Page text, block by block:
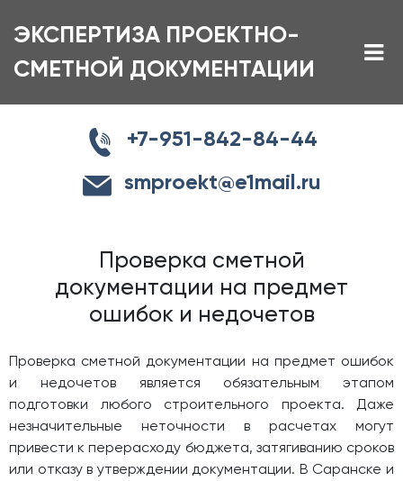
ЭКСПЕРТИЗА ПРОЕКТНО-
СМЕТНОЙ ДОКУМЕНТАЦИИ
+7-951-842-84-44
smproekt@e1mail.ru
Проверка сметной
документации на предмет
ошибок и недочетов
Проверка сметной документации на предмет ошибок
и недочетов является обязательным этапом
подготовки любого строительного проекта. Даже
незначительные неточности в расчетах могут
привести к перерасходу бюджета, затягиванию сроков
или отказу в утверждении документации. В Саранске и